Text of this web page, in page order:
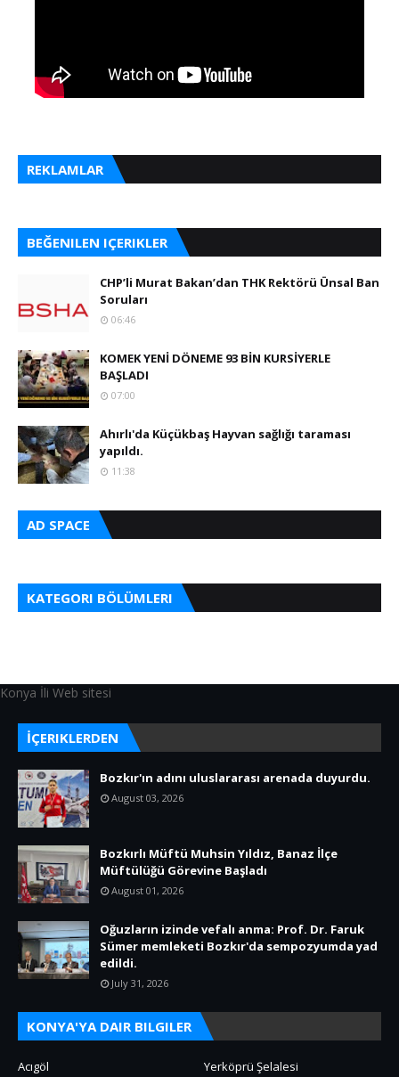
REKLAMLAR
BEĞENILEN IÇERIKLER
CHP’li Murat Bakan’dan THK Rektörü Ünsal Ban
Soruları
06:46
KOMEK YENİ DÖNEME 93 BİN KURSİYERLE
BAŞLADI
07:00
Ahırlı'da Küçükbaş Hayvan sağlığı taraması
yapıldı.
11:38
AD SPACE
KATEGORI BÖLÜMLERI
Konya İli Web sitesi
İÇERIKLERDEN
Bozkır'ın adını uluslararası arenada duyurdu.
August 03, 2026
Bozkırlı Müftü Muhsin Yıldız, Banaz İlçe
Müftülüğü Görevine Başladı
August 01, 2026
Oğuzların izinde vefalı anma: Prof. Dr. Faruk
Sümer memleketi Bozkır'da sempozyumda yad
edildi.
July 31, 2026
KONYA'YA DAIR BILGILER
Acıgöl Yerköprü Şelalesi